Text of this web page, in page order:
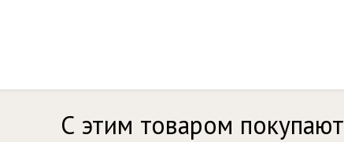
С этим товаром покупают